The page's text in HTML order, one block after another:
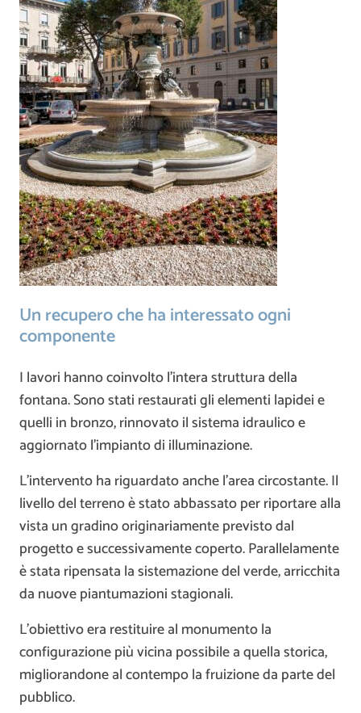
Un recupero che ha interessato ogni
componente
I lavori hanno coinvolto l’intera struttura della
fontana. Sono stati restaurati gli elementi lapidei e
quelli in bronzo, rinnovato il sistema idraulico e
aggiornato l’impianto di illuminazione.
L’intervento ha riguardato anche l’area circostante. Il
livello del terreno è stato abbassato per riportare alla
vista un gradino originariamente previsto dal
progetto e successivamente coperto. Parallelamente
è stata ripensata la sistemazione del verde, arricchita
da nuove piantumazioni stagionali.
L’obiettivo era restituire al monumento la
configurazione più vicina possibile a quella storica,
migliorandone al contempo la fruizione da parte del
pubblico.